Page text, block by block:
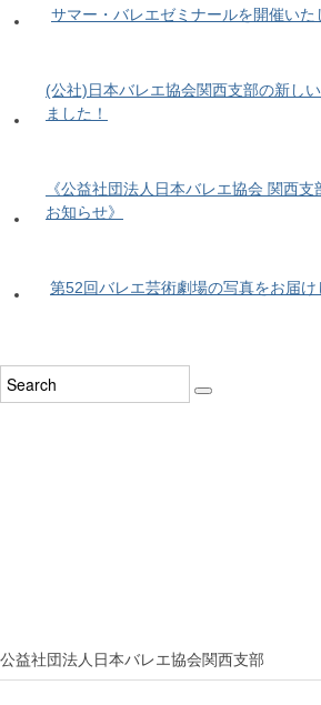
サマー・バレエゼミナールを開催いた
(公社)日本バレエ協会関西支部の新し
ました！
《公益社団法人日本バレエ協会 関西
お知らせ》
第52回バレエ芸術劇場の写真をお届け
公益社団法人日本バレエ協会関西支部